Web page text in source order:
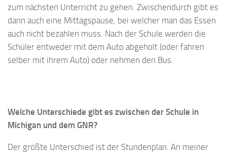
zum nächsten Unterricht zu gehen. Zwischendurch gibt es
dann auch eine Mittagspause, bei welcher man das Essen
auch nicht bezahlen muss. Nach der Schule werden die
Schüler entweder mit dem Auto abgeholt (oder fahren
selber mit ihrem Auto) oder nehmen den Bus.
Welche Unterschiede gibt es zwischen der Schule in
Michigan und dem GNR?
Der größte Unterschied ist der Stundenplan. An meiner